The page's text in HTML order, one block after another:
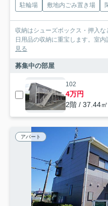
駐輪場 敷地内ごみ置き場
収納はシューズボックス・押入
日用品の収納に重宝します。室
見る
募集中の部屋
102
4万円
2階 / 37.44
アパート